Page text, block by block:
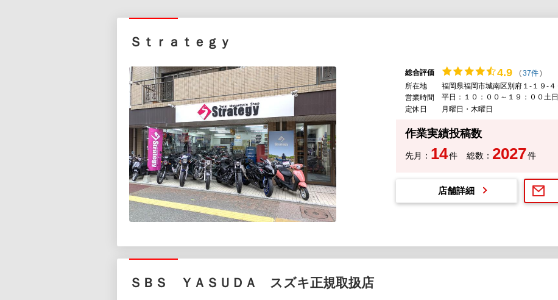
Ｓｔｒａｔｅｇｙ
総合評価 4.9 (37件)
所在地
福岡県福岡市城南区別府１-１９-４
営業時間
平日：１０：００～１９：００土
定休日
月曜日・木曜日
作業実績投稿数
先月： 14件 総数： 2027件
店舗詳細
ＳＢＳ ＹＡＳＵＤＡ スズキ正規取扱店